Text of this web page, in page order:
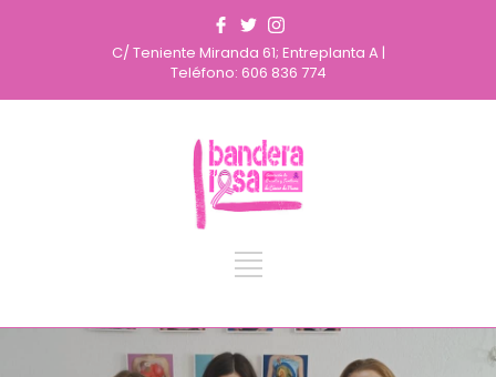
C/ Teniente Miranda 61; Entreplanta A |
Teléfono: 606 836 774